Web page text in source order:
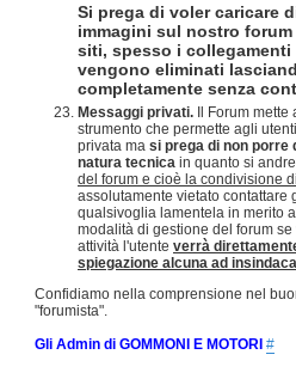
Si prega di voler caricare
immagini sul nostro
siti, spesso i
vengono eliminati
completamente senza
Messaggi privati. Il Forum mette
strumento che permette agli
privata ma si prega di non porre
natura tecnica in quanto si
del forum e cioè la condivisione
assolutamente vietato contattare
qualsivoglia lamentela in merito
modalità di gestione del forum
attività l'utente verrà
spiegazione alcuna ad
Confidiamo nella comprensione nel
"forumista".
Gli Admin di GOMMONI E MOTORI #